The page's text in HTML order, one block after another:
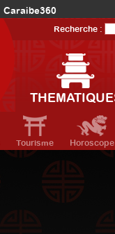
Caraibe360
AmériqueDuNord360
Recherche :
Tourisme Horoscope